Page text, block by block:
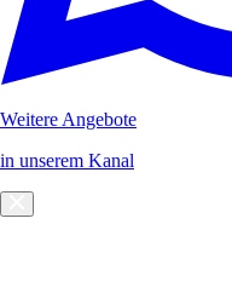
Weitere Angebote
in unserem Kanal